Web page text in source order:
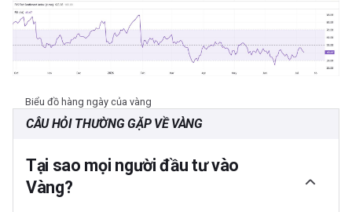
Biểu đồ hàng ngày của vàng
CÂU HỎI THƯỜNG GẶP VỀ VÀNG
Tại sao mọi người đầu tư vào
Vàng?